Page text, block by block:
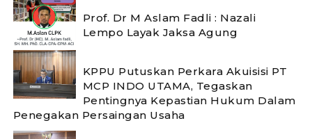
Prof. Dr M Aslam Fadli : Nazali
Lempo Layak Jaksa Agung
KPPU Putuskan Perkara Akuisisi PT
MCP INDO UTAMA, Tegaskan
Pentingnya Kepastian Hukum Dalam
Penegakan Persaingan Usaha